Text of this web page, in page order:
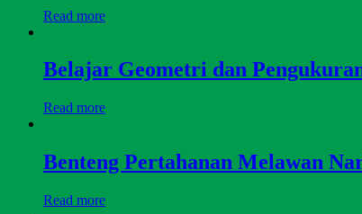
Read more
Belajar Geometri dan
Read more
Benteng Pertahanan Melawan
Read more